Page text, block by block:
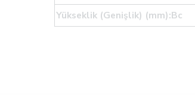
Yükseklik (Genişlik) (mm):Bc